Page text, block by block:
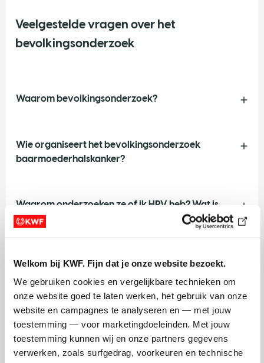
Welkom bij KWF. Fijn dat je onze website bezoekt.
We gebruiken cookies en vergelijkbare technieken om
onze website goed te laten werken, het gebruik van onze
website en campagnes te analyseren en — met jouw
toestemming — voor marketingdoeleinden. Met jouw
toestemming kunnen wij en onze partners gegevens
verwerken, zoals surfgedrag, voorkeuren en technische
Veelgestelde vragen over het
bevolkingsonderzoek
Waarom bevolkingsonderzoek?
Wie organiseert het bevolkingsonderzoek
baarmoederhalskanker?
Waarom onderzoeken ze of ik HPV heb? Wat is
dat?
Ik heb de HPV-vaccinatie gehad. Is het
bevolkingsonderzoek voor mij dan wel nodig?
Vanaf welke leeftijd is het
bevolkingsonderzoek?